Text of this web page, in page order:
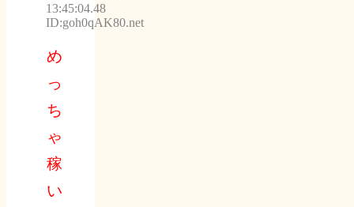
13:45:04.48
ID:goh0qAK80.net
め
っ
ち
ゃ
稼
い